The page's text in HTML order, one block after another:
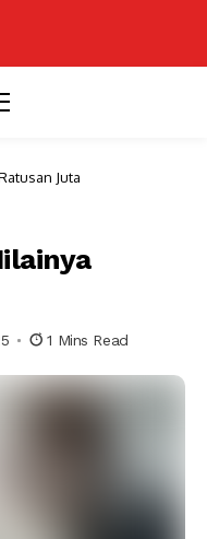
Juta
1 Mins Read